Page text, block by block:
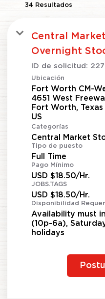
34 Resultados
Central
Overnight
ID de solicitud:
Ubicación
Fort Worth CM-
4651 West
Fort Worth, Texas
Categorías
Central Market
Tipo de puesto
Full Time
Pago Mínimo
USD $18.50/Hr.
JOBS.TAGS
USD $18.50/Hr.
Disponibilidad
Availability must
(10p-6a),
holidays